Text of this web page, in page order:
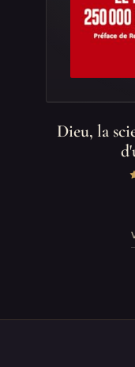
Dieu, la